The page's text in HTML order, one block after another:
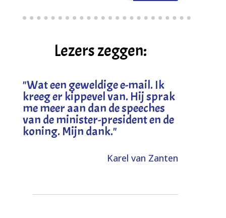
Lezers zeggen:
"Wat een geweldige e-mail. Ik
kreeg er kippevel van. Hij sprak
me meer aan dan de speeches
van de minister-president en de
koning. Mijn dank."
Karel van Zanten